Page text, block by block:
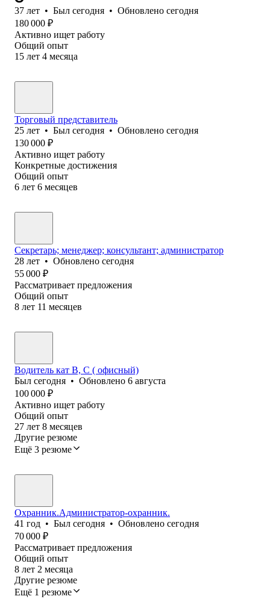
37 лет • Был сегодня • Обновлено сегодня
180 000 ₽
Активно ищет работу
Общий опыт
15 лет 4 месяца
Торговый представитель
25 лет • Был сегодня • Обновлено сегодня
130 000 ₽
Активно ищет работу
Конкретные достижения
Общий опыт
6 лет 6 месяцев
Секретарь; менеджер; консультант; администратор
28 лет • Обновлено сегодня
55 000 ₽
Рассматривает предложения
Общий опыт
8 лет 11 месяцев
Водитель кат В, С ( офисный)
Был сегодня • Обновлено 6 августа
100 000 ₽
Активно ищет работу
Общий опыт
27 лет 8 месяцев
Другие резюме
Ещё 3 резюме
Охранник.Администратор-охранник.
41 год • Был сегодня • Обновлено сегодня
70 000 ₽
Рассматривает предложения
Общий опыт
8 лет 2 месяца
Другие резюме
Ещё 1 резюме